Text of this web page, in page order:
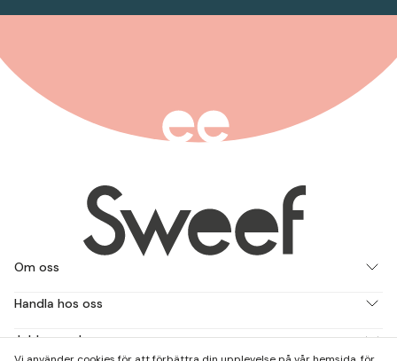
Om oss
Handla hos oss
Jobba med oss